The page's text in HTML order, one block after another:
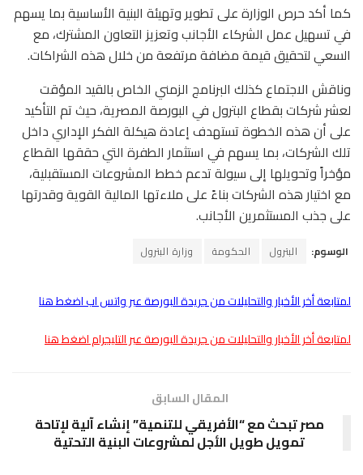
كما أكد حرص الوزارة على تطوير وتهيئة البنية الأساسية بما يسهم
في تسهيل عمل الشركاء الأجانب وتعزيز التعاون المشترك، مع
السعي لتحقيق قيمة مضافة مرتفعة من خلال هذه الشراكات.
وناقش الاجتماع كذلك البرنامج الزمني الخاص بالقيد المؤقت
لعشر شركات بقطاع البترول في البورصة المصرية، حيث تم التأكيد
على أن هذه الخطوة تستهدف إعادة هيكلة الفكر الإداري داخل
تلك الشركات، بما يسهم في استثمار الطفرة التي حققها القطاع
مؤخراً وتحويلها إلى سيولة تدعم خطط المشروعات المستقبلية،
مع اختيار هذه الشركات بناءً على ملاءتها المالية القوية وقدرتها
على جذب المستثمرين الأجانب.
الوسوم: البترول الحكومة وزارة البترول
لمتابعة أخر الأخبار والتحليلات من جريدة البورصة عبر واتس اب اضغط هنا
لمتابعة أخر الأخبار والتحليلات من جريدة البورصة عبر التليجرام اضغط هنا
المقال السابق
مصر تبحث مع “الأفريقي للتنمية” إنشاء آلية لإتاحة
تمويل طويل الأجل لمشروعات البنية التحتية